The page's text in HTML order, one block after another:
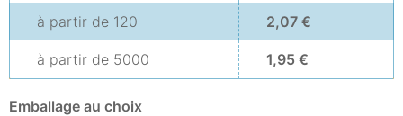
à partir de 120 2,07 €
à partir de 5000 1,95 €
Emballage au choix